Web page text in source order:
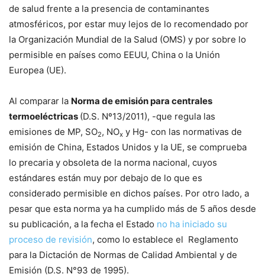
de salud frente a la presencia de contaminantes
atmosféricos, por estar muy lejos de lo recomendado por
la Organización Mundial de la Salud (OMS) y por sobre lo
permisible en países como EEUU, China o la Unión
Europea (UE).
Al comparar la Norma de emisión para centrales
termoeléctricas (D.S. Nº13/2011), -que regula las
emisiones de MP, SO2, NOx y Hg- con las normativas de
emisión de China, Estados Unidos y la UE, se comprueba
lo precaria y obsoleta de la norma nacional, cuyos
estándares están muy por debajo de lo que es
considerado permisible en dichos países. Por otro lado, a
pesar que esta norma ya ha cumplido más de 5 años desde
su publicación, a la fecha el Estado no ha iniciado su
proceso de revisión, como lo establece el Reglamento
para la Dictación de Normas de Calidad Ambiental y de
Emisión (D.S. N°93 de 1995).